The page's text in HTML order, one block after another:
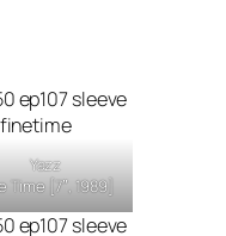
Yazz
Time [7″, 1989]